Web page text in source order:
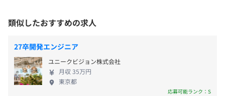
・モニター支給
・在宅勤務が中心の従業員にはリモートワーク手当を環境
整備費として支給しています。
東京メトロ南北線「六本木一丁目駅」より徒歩5分
り徒歩10分
・年末年始
・有給休暇
AWSテクニカル認定
前年度の月平均所定外労働時間の実績
11.0時間
を追いかけながら切磋琢磨しあえるような環境だと
自負しています。 個々のエンジニアの技術選定/実装
方法に対する裁量の範囲を広くしており、一人一人
がサービスを良くする/成功させることにコミットで
きる環境です。 エンジニアとして技術力を高めた
い、世の中に少しでも役に立つサービスが作りた
い、新しいアイディアを実現させてみたい。 そんな
類似したおすすめの求人
27卒開発エンジニア
ユニークビジョン株式会社
月収 35万円
東京都
応募可能ランク：S